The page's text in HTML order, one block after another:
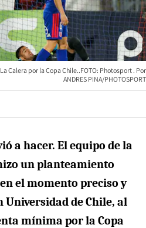
Calera por la Copa Chile..FOTO: Photosport
ANDRES PINA/PHOTOSPORT
a hacer. El equipo de la
un planteamiento
el momento preciso y
de Chile, al
mínima por la Copa